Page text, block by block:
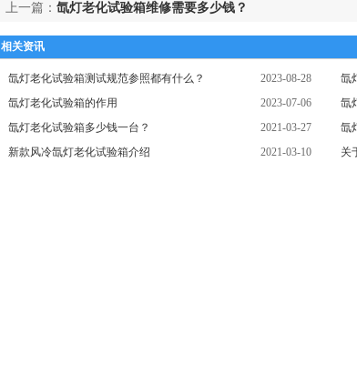
上一篇： 氙灯老化试验箱维修需要多少钱？
相关资讯
2023-08-28
氙灯老化试验箱测试规范参照都有什么？
氙
2023-07-06
氙灯老化试验箱的作用
氙
2021-03-27
氙灯老化试验箱多少钱一台？
氙
2021-03-10
新款风冷氙灯老化试验箱介绍 关